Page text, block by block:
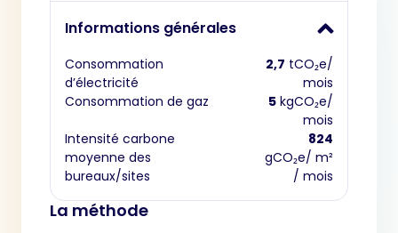
Informations générales
Consommation
d’électricité
2,7 tCO₂e/
mois
Consommation de gaz
5 kgCO₂e/
mois
Intensité carbone
moyenne des
bureaux/sites
824
gCO₂e/ m²
/ mois
La méthode